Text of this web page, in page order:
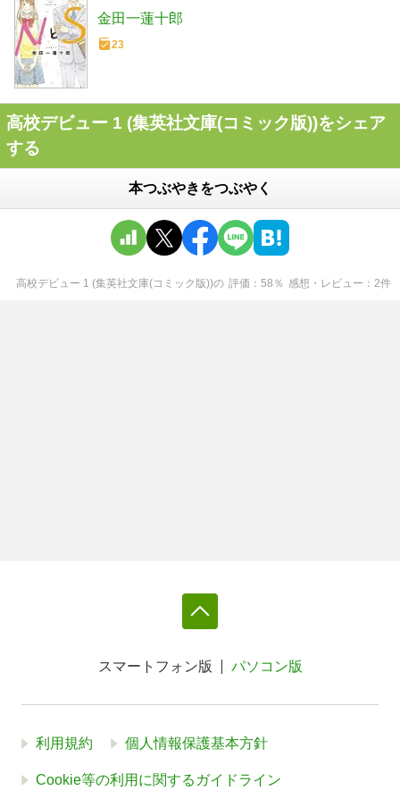
金田一蓮十郎
23
高校デビュー 1 (集英社文庫(コミック版))をシェア
する
本つぶやきをつぶやく
高校デビュー 1 (集英社文庫(コミック版))の 評価 58 ％ 感想・レビュー 2件
スマートフォン版 パソコン版
利用規約 個人情報保護基本方針
Cookie等の利用に関するガイドライン